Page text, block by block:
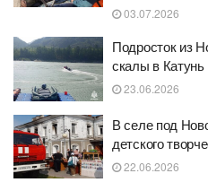
03.07.2026
Подросток из
скалы в
23.06.2026
В селе под
детского
22.06.2026